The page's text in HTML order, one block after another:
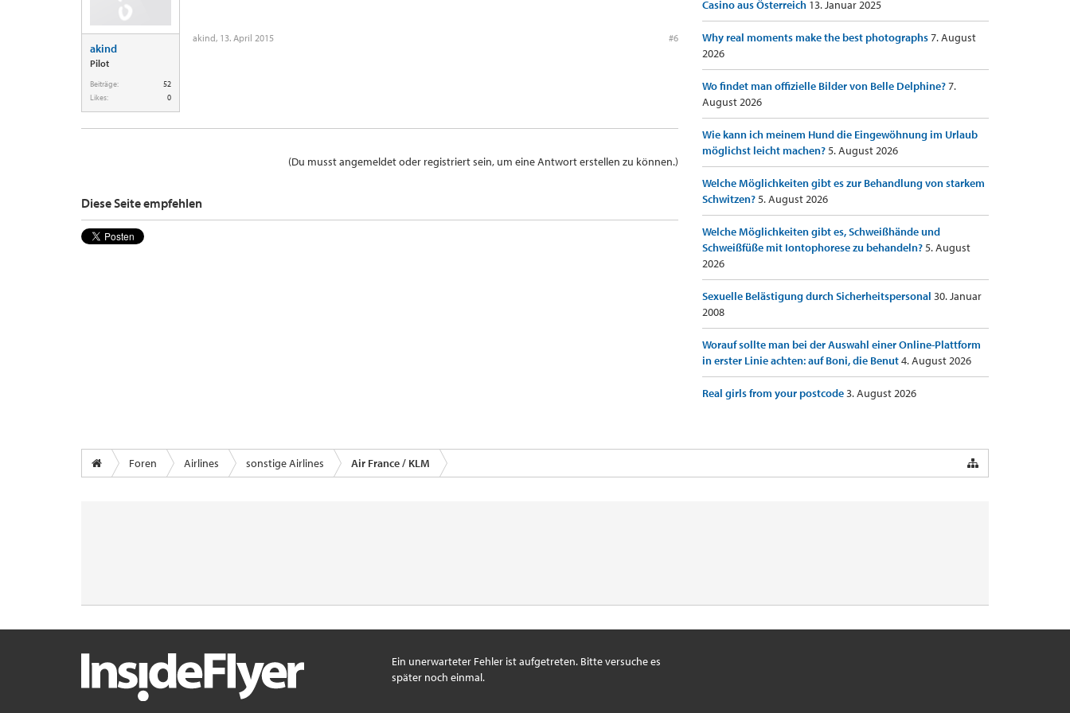
akind
Pilot
Beiträge:
52
Likes:
0
akind, 13. April 2015 #6
(Du musst angemeldet oder registriert sein, um eine Antwort erstellen zu können.)
Diese Seite empfehlen
Casino aus Österreich 13. Januar 2025
Why real moments make the best photographs7. August
2026
Wo findet man offizielle Bilder von Belle Delphine?7.
August 2026
Wie kann ich meinem Hund die Eingewöhnung im Urlaub
möglichst leicht machen?5. August 2026
Welche Möglichkeiten gibt es zur Behandlung von starkem
Schwitzen?5. August 2026
Welche Möglichkeiten gibt es, Schweißhände und
Schweißfüße mit Iontophorese zu behandeln?5. August
2026
Sexuelle Belästigung durch Sicherheitspersonal 30. Januar
2008
Worauf sollte man bei der Auswahl einer Online-Plattform
in erster Linie achten: auf Boni, die Benut4. August 2026
Real girls from your postcode3. August 2026
Foren Airlines sonstige Airlines Air France / KLM
Ein unerwarteter Fehler ist aufgetreten. Bitte versuche es
später noch einmal.